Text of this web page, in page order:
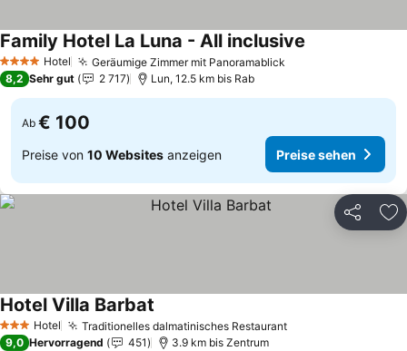
4 Sterne Hotel Geräumige Zimmer mit Panoramablick
Family Hotel La Luna - All inclusive
8,2 Sehr gut 2 717 Lun, 12.5 km bis Rab
Ab € 100
Preise von 10 Websites anzeigen Preise sehen
Teilen
3 SterneHotel Traditionelles dalmatinisches RestaurantPreise sehen
Hotel Villa Barbat
9,0 Hervorragend 451 3.9 km bis Zentrum